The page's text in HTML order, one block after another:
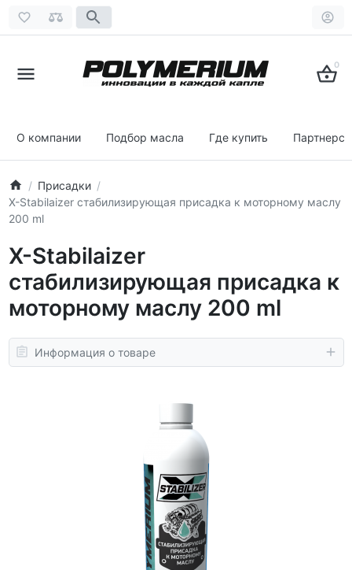
0
О компании Подбор масла Где купить
Присадки
X-Stabilaizer стабилизирующая присадка к моторному маслу
200 ml
X-Stabilaizer
стабилизирующая присадка к
моторному маслу 200 ml
Информация о товаре